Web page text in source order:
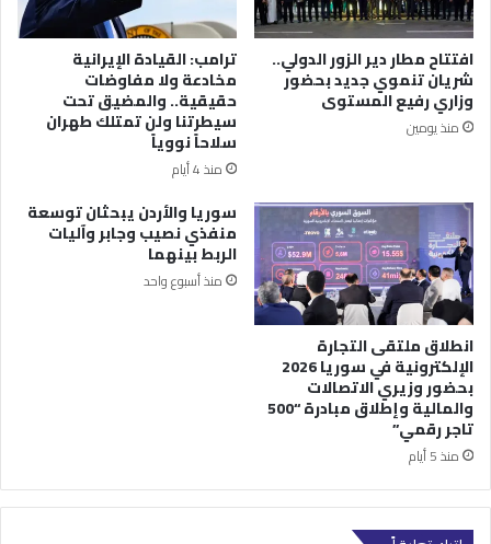
افتتاح مطار دير الزور الدولي..
شريان تنموي جديد بحضور
وزاري رفيع المستوى
منذ يومين
ترامب: القيادة الإيرانية
مخادعة ولا مفاوضات
حقيقية.. والمضيق تحت
سيطرتنا ولن تمتلك طهران
سلاحاً نووياً
منذ 4 أيام
انطلاق ملتقى التجارة
الإلكترونية في سوريا 2026
بحضور وزيري الاتصالات
والمالية وإطلاق مبادرة “500
تاجر رقمي”
منذ 5 أيام
سوريا والأردن يبحثان توسعة
منفذي نصيب وجابر وآليات
الربط بينهما
منذ أسبوع واحد